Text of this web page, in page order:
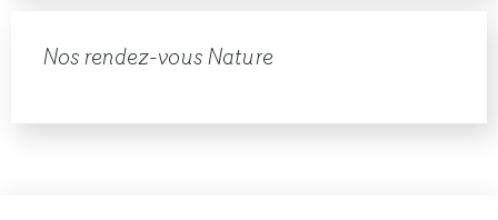
Nos rendez-vous Nature